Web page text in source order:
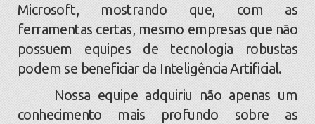
Microsoft, mostrando que, com as
ferramentas certas, mesmo empresas que não
possuem equipes de tecnologia robustas
podem se beneficiar da Inteligência Artificial.
Nossa equipe adquiriu não apenas um
conhecimento mais profundo sobre as